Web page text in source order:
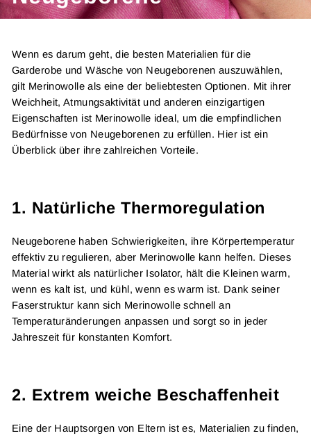
Wenn es darum geht, die besten Materialien für die
Garderobe und Wäsche von Neugeborenen auszuwählen,
gilt Merinowolle als eine der beliebtesten Optionen. Mit ihrer
Weichheit, Atmungsaktivität und anderen einzigartigen
Eigenschaften ist Merinowolle ideal, um die empfindlichen
Bedürfnisse von Neugeborenen zu erfüllen. Hier ist ein
Überblick über ihre zahlreichen Vorteile.
1. Natürliche Thermoregulation
Neugeborene haben Schwierigkeiten, ihre Körpertemperatur
effektiv zu regulieren, aber Merinowolle kann helfen. Dieses
Material wirkt als natürlicher Isolator, hält die Kleinen warm,
wenn es kalt ist, und kühl, wenn es warm ist. Dank seiner
Faserstruktur kann sich Merinowolle schnell an
Temperaturänderungen anpassen und sorgt so in jeder
Jahreszeit für konstanten Komfort.
2. Extrem weiche Beschaffenheit
Eine der Hauptsorgen von Eltern ist es, Materialien zu finden,